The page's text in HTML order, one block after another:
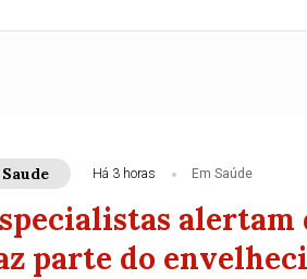
Saude Há 3 horas Em Saúde
alertam
parte do